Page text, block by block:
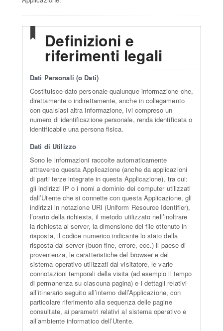
Definizioni e
riferimenti legali
Dati Personali (o Dati)
Costituisce dato personale qualunque informazione che,
direttamente o indirettamente, anche in collegamento
con qualsiasi altra informazione, ivi compreso un
numero di identificazione personale, renda identificata o
identificabile una persona fisica.
Dati di Utilizzo
Sono le informazioni raccolte automaticamente
attraverso questa Applicazione (anche da applicazioni
di parti terze integrate in questa Applicazione), tra cui:
gli indirizzi IP o i nomi a dominio dei computer utilizzati
dall’Utente che si connette con questa Applicazione, gli
indirizzi in notazione URI (Uniform Resource Identifier),
l’orario della richiesta, il metodo utilizzato nell’inoltrare
la richiesta al server, la dimensione del file ottenuto in
risposta, il codice numerico indicante lo stato della
risposta dal server (buon fine, errore, ecc.) il paese di
provenienza, le caratteristiche del browser e del
sistema operativo utilizzati dal visitatore, le varie
connotazioni temporali della visita (ad esempio il tempo
di permanenza su ciascuna pagina) e i dettagli relativi
all’itinerario seguito all’interno dell’Applicazione, con
particolare riferimento alla sequenza delle pagine
consultate, ai parametri relativi al sistema operativo e
all’ambiente informatico dell’Utente.